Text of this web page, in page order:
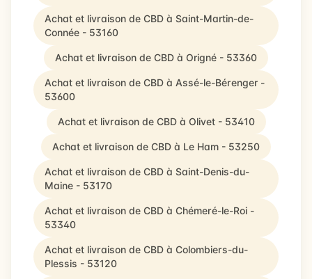
Achat et livraison de CBD à Saint-Martin-de-
Connée - 53160
Achat et livraison de CBD à Origné - 53360
Achat et livraison de CBD à Assé-le-Bérenger -
53600
Achat et livraison de CBD à Olivet - 53410
Achat et livraison de CBD à Le Ham - 53250
Achat et livraison de CBD à Saint-Denis-du-
Maine - 53170
Achat et livraison de CBD à Chémeré-le-Roi -
53340
Achat et livraison de CBD à Colombiers-du-
Plessis - 53120